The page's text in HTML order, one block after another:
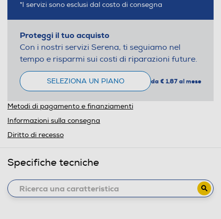
*I servizi sono esclusi dal costo di consegna
Proteggi il tuo acquisto
Con i nostri servizi Serena, ti seguiamo nel
tempo e risparmi sui costi di riparazioni future.
SELEZIONA UN PIANO da € 1,87 al mese
Metodi di pagamento e finanziamenti
Informazioni sulla consegna
Diritto di recesso
Specifiche tecniche